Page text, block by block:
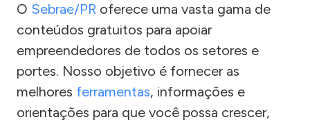
O Sebrae/PR oferece uma vasta gama de
conteúdos gratuitos para apoiar
empreendedores de todos os setores e
portes. Nosso objetivo é fornecer as
melhores ferramentas, informações e
orientações para que você possa crescer,